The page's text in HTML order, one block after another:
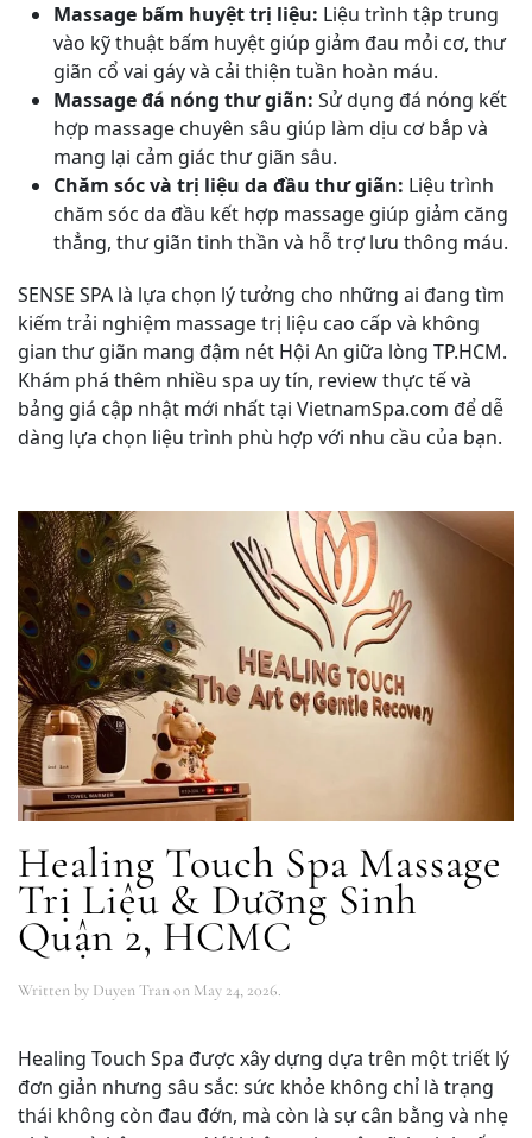
Massage bấm huyệt trị liệu: Liệu trình tập trung
vào kỹ thuật bấm huyệt giúp giảm đau mỏi cơ, thư
giãn cổ vai gáy và cải thiện tuần hoàn máu.
Massage đá nóng thư giãn: Sử dụng đá nóng kết
hợp massage chuyên sâu giúp làm dịu cơ bắp và
mang lại cảm giác thư giãn sâu.
Chăm sóc và trị liệu da đầu thư giãn: Liệu trình
chăm sóc da đầu kết hợp massage giúp giảm căng
thẳng, thư giãn tinh thần và hỗ trợ lưu thông máu.
SENSE SPA là lựa chọn lý tưởng cho những ai đang tìm
kiếm trải nghiệm massage trị liệu cao cấp và không
gian thư giãn mang đậm nét Hội An giữa lòng TP.HCM.
Khám phá thêm nhiều spa uy tín, review thực tế và
bảng giá cập nhật mới nhất tại VietnamSpa.com để dễ
dàng lựa chọn liệu trình phù hợp với nhu cầu của bạn.
Healing Touch Spa Massage
Trị Liệu & Dưỡng Sinh
Quận 2, HCMC
Written by Duyen Tranon May 24, 2026.
Healing Touch Spa được xây dựng dựa trên một triết lý
đơn giản nhưng sâu sắc: sức khỏe không chỉ là trạng
thái không còn đau đớn, mà còn là sự cân bằng và nhẹ